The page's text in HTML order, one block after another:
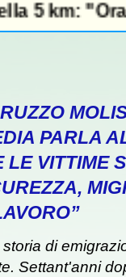
ci
PARLA
VITTIME
di
Settant'anni